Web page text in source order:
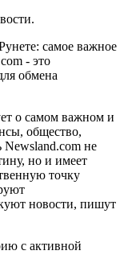
самое важное
- это
обмена
о самом важном и
общество,
Newsland.com не
но и имеет
точку
новости, пишут
с активной